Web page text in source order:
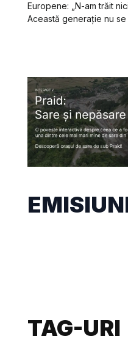
Europene: „N-am trăit
Această generație nu
TAG-URI